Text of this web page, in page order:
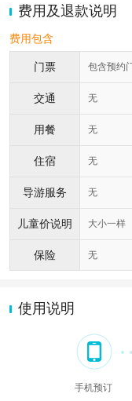
费用及退款说明
费用包含
门票 包含预约
交通 无
用餐 无
住宿 无
导游服务 无
儿童价说明 大小一样
保险 无
使用说明
手机预订